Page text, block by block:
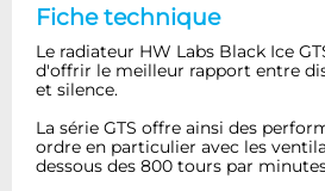
Fiche technique
Le radiateur HW Labs Black Ice
d'offrir le meilleur rapport entre
et silence.
La série GTS offre ainsi des
ordre en particulier avec les
dessous des 800 tours par